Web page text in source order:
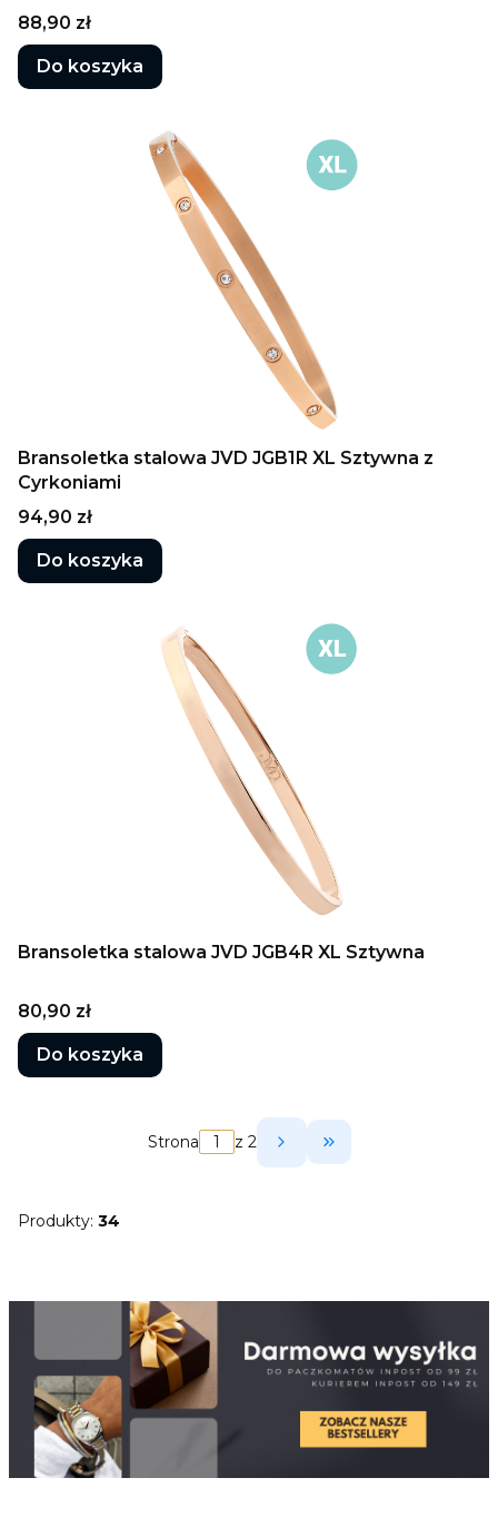
Cena
88,90 zł
Do koszyka
Bransoletka stalowa JVD JGB1R XL Sztywna z
Cyrkoniami
Cena
94,90 zł
Do koszyka
Bransoletka stalowa JVD JGB4R XL Sztywna
Cena
80,90 zł
Do koszyka
Strona z 2 Przejdź do
Produkty: 34